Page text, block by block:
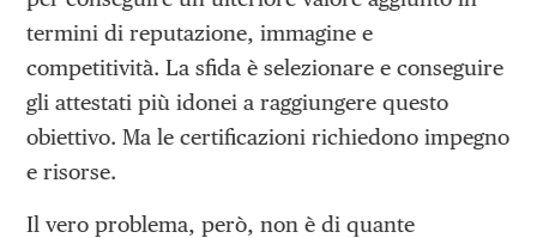
termini di reputazione, immagine e
competitività. La sfida è selezionare e conseguire
gli attestati più idonei a raggiungere questo
obiettivo. Ma le certificazioni richiedono impegno
e risorse.
Il vero problema, però, non è di quante